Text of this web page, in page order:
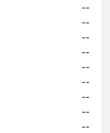
--
--
--
--
--
--
--
--
--